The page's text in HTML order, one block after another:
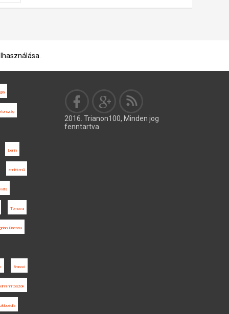
Lenin
emlékmű
Tornova
Diaconu
Brassó
mítoszok
2016. Trianon100, Minden jog
fenntartva